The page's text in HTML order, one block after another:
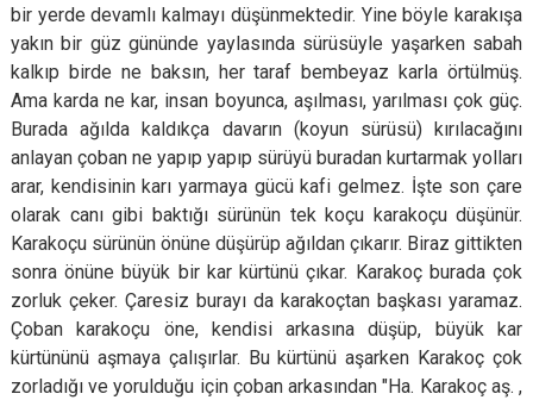
bir yerde devamlı kalmayı düşünmektedir. Yine böyle karakışa
yakın bir güz gününde yaylasında sürüsüyle yaşarken sabah
kalkıp birde ne baksın, her taraf bembeyaz karla örtülmüş.
Ama karda ne kar, insan boyunca, aşılması, yarılması çok güç.
Burada ağılda kaldıkça davarın (koyun sürüsü) kırılacağını
anlayan çoban ne yapıp yapıp sürüyü buradan kurtarmak yolları
arar, kendisinin karı yarmaya gücü kafi gelmez. İşte son çare
olarak canı gibi baktığı sürünün tek koçu karakoçu düşünür.
Karakoçu sürünün önüne düşürüp ağıldan çıkarır. Biraz gittikten
sonra önüne büyük bir kar kürtünü çıkar. Karakoç burada çok
zorluk çeker. Çaresiz burayı da karakoçtan başkası yaramaz.
Çoban karakoçu öne, kendisi arkasına düşüp, büyük kar
kürtününü aşmaya çalışırlar. Bu kürtünü aşarken Karakoç çok
zorladığı ve yorulduğu için çoban arkasından "Ha. Karakoç aş. ,